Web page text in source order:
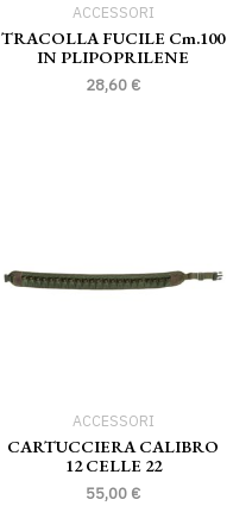
ACCESSORI
TRACOLLA FUCILE Cm.100
IN PLIPOPRILENE
28,60 €
ACCESSORI
CARTUCCIERA CALIBRO
12 CELLE 22
55,00 €